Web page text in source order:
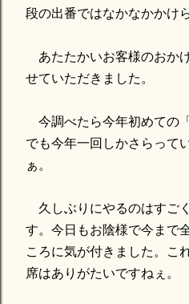
段の出番ではなかなかかけ
あたたかいお客様のおか
せていただきました。
今調べたら今年初めての
でも今年一回しかさらって
ぁ。
久しぶりにやるのはすご
す。今日もお陰様で今まで
ころに気が付きました。こ
席はありがたいですねぇ。